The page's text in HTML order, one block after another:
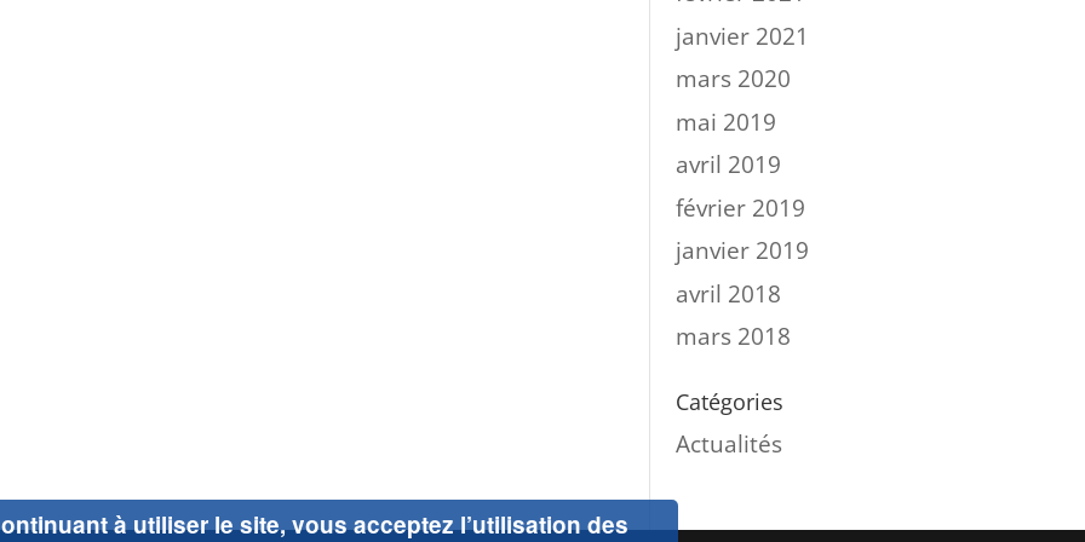
janvier 2021
mars 2020
mai 2019
avril 2019
février 2019
janvier 2019
avril 2018
mars 2018
Catégories
Actualités
à utiliser le site, vous acceptez l’utilisation des